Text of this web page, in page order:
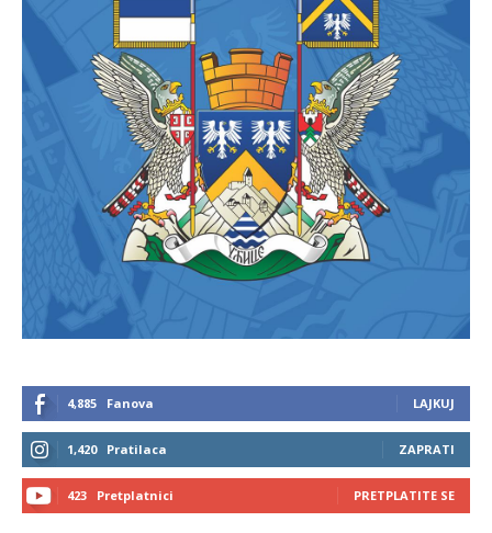
4,885 Fanova LAJKUJ
1,420 Pratilaca ZAPRATI
423 Pretplatnici PRETPLATITE SE